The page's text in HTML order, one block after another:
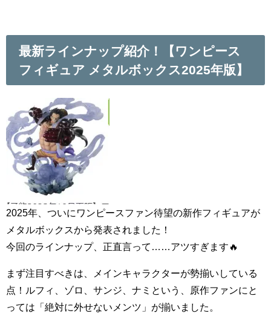
最新ラインナップ紹介！【ワンピース
フィギュア メタルボックス2025年版】
2025年、ついにワンピースファン待望の新作フィギュアが
メタルボックスから発表されました！
今回のラインナップ、正直言って……アツすぎます🔥
まず注目すべきは、メインキャラクターが勢揃いしている
点！ルフィ、ゾロ、サンジ、ナミという、原作ファンにと
っては「絶対に外せないメンツ」が揃いました。